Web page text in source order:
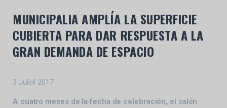
MUNICIPALIA AMPLÍA LA SUPERFICIE
CUBIERTA PARA DAR RESPUESTA A LA
GRAN DEMANDA DE ESPACIO
3 Juliol 2017
A cuatro meses de la fecha de celebración, el salón